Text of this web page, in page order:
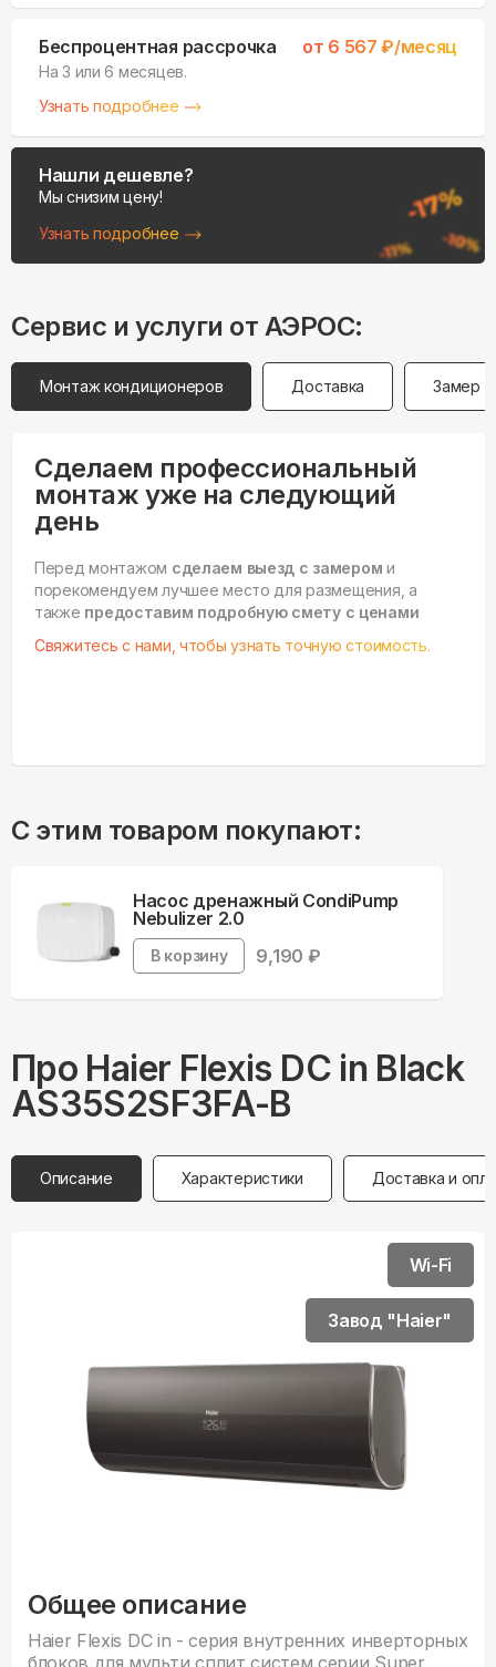
Беспроцентная рассрочка от 6 567 ₽/месяц
На 3 или 6 месяцев.
Узнать подробнее
Нашли дешевле?
Мы снизим цену!
Узнать подробнее
Сервис и услуги от АЭРОС:
Монтаж кондиционеров Доставка Замер
Сделаем профессиональный
монтаж уже на следующий
день
Перед монтажом сделаем выезд с замером и
порекомендуем лучшее место для размещения, а
также предоставим подробную смету с ценами
Свяжитесь с нами, чтобы узнать точную стоимость.
С этим товаром покупают:
Насос дренажный CondiPump
Nebulizer 2.0
В корзину 9,190 ₽
Про Haier Flexis DC in Black
AS35S2SF3FA-B
Описание Характеристики Доставка и
Общее описание
Haier Flexis DC in - серия внyтренних инверторных
Wi-Fi
Завод "Haier"